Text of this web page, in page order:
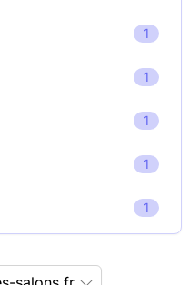
1
1
1
1
1